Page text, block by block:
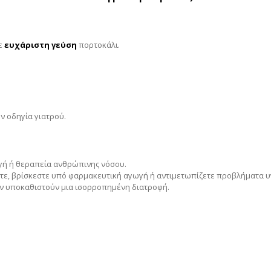
ευχάριστη γεύση πορτοκάλι.
οδηγία γιατρού.
ή θεραπεία ανθρώπινης νόσου.
βρίσκεστε υπό φαρμακευτική αγωγή ή αντιμετωπίζετε προβλήματα
μια ισορροπημένη διατροφή.